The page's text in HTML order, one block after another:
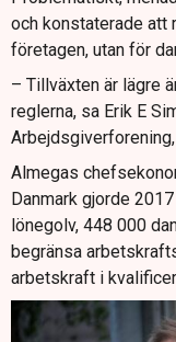
och konstaterade att
företagen, utan för
– Tillväxten är lägre
reglerna, sa Erik E
Almegas
Danmark gjorde
lönegolv, 448 000
begränsa
arbetskraft i